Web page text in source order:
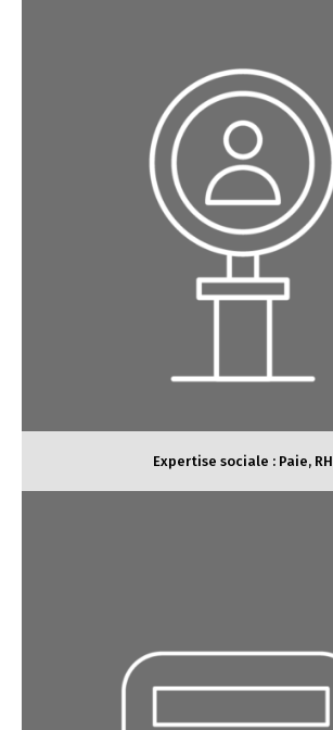
Expertise fiscale/juridique
Expertise sociale : Paie, RH